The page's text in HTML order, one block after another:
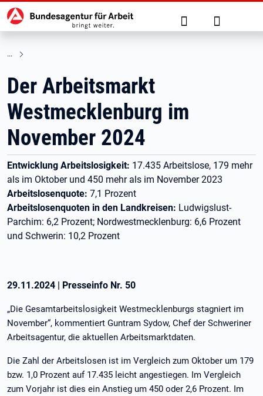
zu den Hauptinhalten springen
Hauptnavigation Suche Anmelden
Der Arbeitsmarkt
Westmecklenburg im
November 2024
Entwicklung Arbeitslosigkeit: 17.435 Arbeitslose, 179 mehr
als im Oktober und 450 mehr als im November 2023
Arbeitslosenquote: 7,1 Prozent
Arbeitslosenquoten in den Landkreisen: Ludwigslust-
Parchim: 6,2 Prozent; Nordwestmecklenburg: 6,6 Prozent
und Schwerin: 10,2 Prozent
29.11.2024 | Presseinfo Nr. 50
„Die Gesamtarbeitslosigkeit Westmecklenburgs stagniert im
November“, kommentiert Guntram Sydow, Chef der Schweriner
Arbeitsagentur, die aktuellen Arbeitsmarktdaten.
Die Zahl der Arbeitslosen ist im Vergleich zum Oktober um 179
bzw. 1,0 Prozent auf 17.435 leicht angestiegen. Im Vergleich
zum Vorjahr ist dies ein Anstieg um 450 oder 2,6 Prozent. Im